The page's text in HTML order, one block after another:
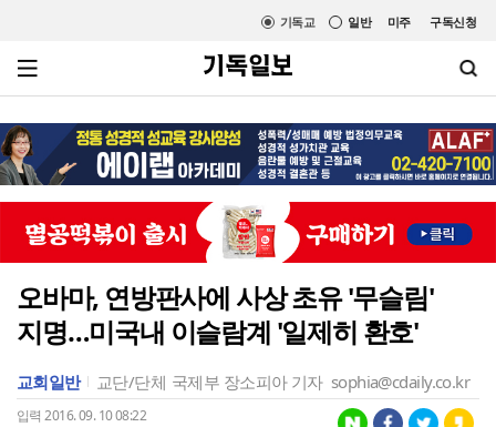
미주 구독신청
일반
기독교
오바마, 연방판사에 사상 초유 '무슬림'
지명…미국내 이슬람계 '일제히 환호'
교회일반 교단/단체 국제부 장소피아 기자 sophia@cdaily.co.kr
입력 2016. 09. 10 08:22